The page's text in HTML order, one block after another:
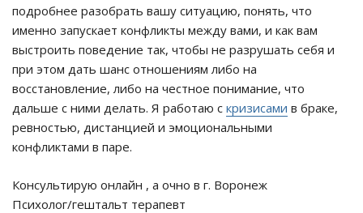
подробнее разобрать вашу ситуацию, понять, что
именно запускает конфликты между вами, и как вам
выстроить поведение так, чтобы не разрушать себя и
при этом дать шанс отношениям либо на
восстановление, либо на честное понимание, что
дальше с ними делать. Я работаю с кризисами в браке,
ревностью, дистанцией и эмоциональными
конфликтами в паре.
Консультирую онлайн , а очно в г. Воронеж
Психолог/гештальт терапевт